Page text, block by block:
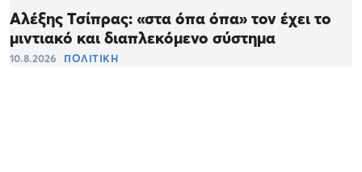
Αλέξης Τσίπρας: «στα όπα όπα» τον έχει το
μιντιακό και διαπλεκόμενο σύστημα
10.8.2026 ΠΟΛΙΤΙΚΗ